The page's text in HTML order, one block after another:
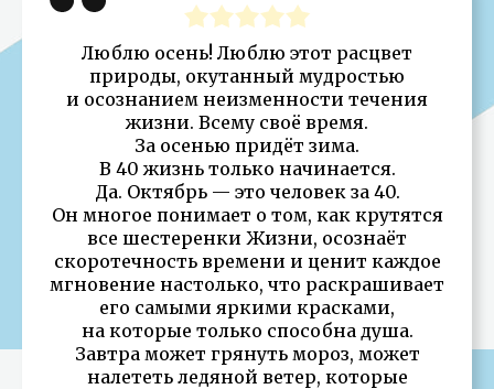
Люблю осень! Люблю этот расцвет
природы, окутанный мудростью
и осознанием неизменности течения
жизни. Всему своё время.
За осенью придёт зима.
В 40 жизнь только начинается.
Да. Октябрь — это человек за 40.
Он многое понимает о том, как крутятся
все шестеренки Жизни, осознаёт
скоротечность времени и ценит каждое
мгновение настолько, что раскрашивает
его самыми яркими красками,
на которые только способна душа.
Завтра может грянуть мороз, может
налететь ледяной ветер, которые